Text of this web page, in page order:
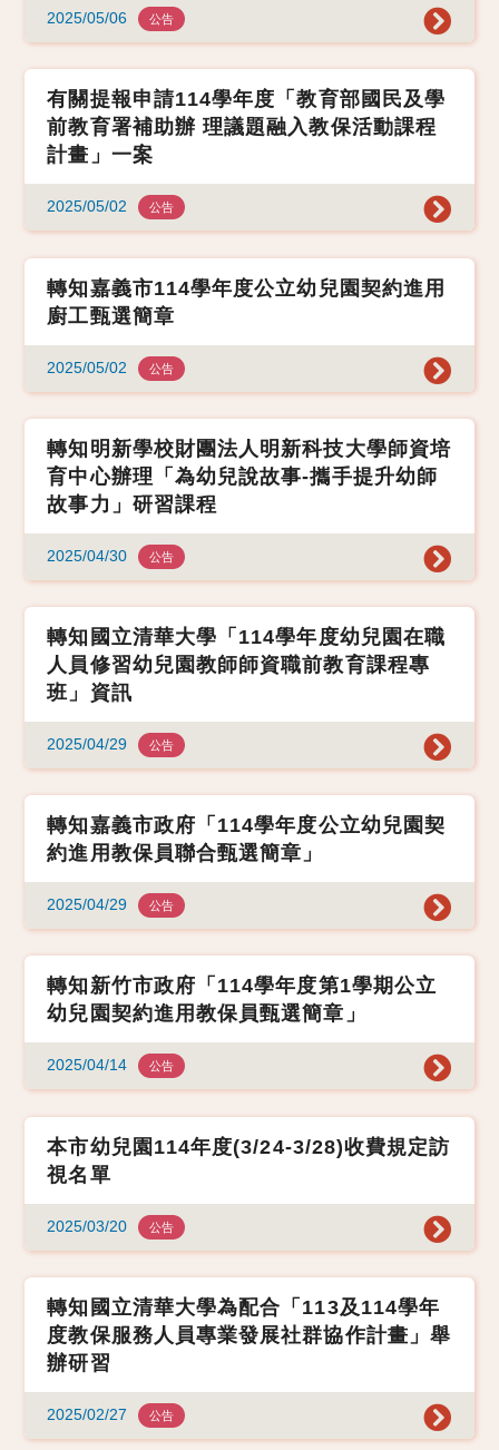
2025/05/06 公告
有關提報申請114學年度「教育部國民及學
前教育署補助辦 理議題融入教保活動課程
計畫」一案
2025/05/02 公告
轉知嘉義市114學年度公立幼兒園契約進用
廚工甄選簡章
2025/05/02 公告
轉知明新學校財團法人明新科技大學師資培
育中心辦理「為幼兒說故事-攜手提升幼師
故事力」研習課程
2025/04/30 公告
轉知國立清華大學「114學年度幼兒園在職
人員修習幼兒園教師師資職前教育課程專
班」資訊
2025/04/29 公告
轉知嘉義市政府「114學年度公立幼兒園契
約進用教保員聯合甄選簡章」
2025/04/29 公告
轉知新竹市政府「114學年度第1學期公立
幼兒園契約進用教保員甄選簡章」
2025/04/14 公告
本市幼兒園114年度(3/24-3/28)收費規定訪
視名單
2025/03/20 公告
轉知國立清華大學為配合「113及114學年
度教保服務人員專業發展社群協作計畫」舉
辦研習
2025/02/27 公告